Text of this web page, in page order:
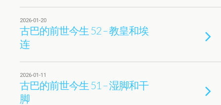
2026-01-20
古巴的前世今生 52 – 教皇和埃
连
2026-01-11
古巴的前世今生 51 – 湿脚和干
脚